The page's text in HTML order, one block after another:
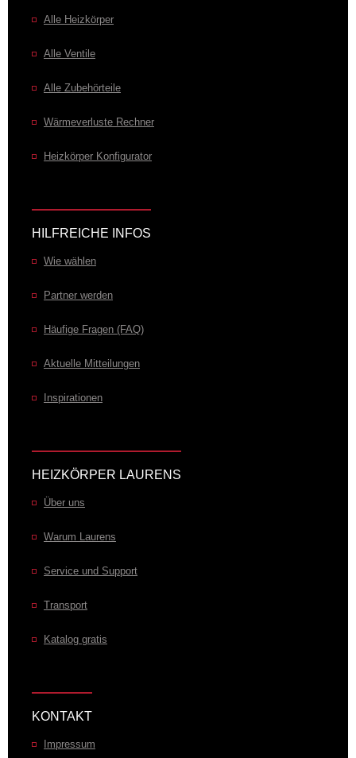
Alle Heizkörper
Alle Ventile
Alle Zubehörteile
Wärmeverluste Rechner
Heizkörper Konfigurator
HILFREICHE INFOS
Wie wählen
Partner werden
Häufige Fragen (FAQ)
Aktuelle Mitteilungen
Inspirationen
HEIZKÖRPER LAURENS
Über uns
Warum Laurens
Service und Support
Transport
Katalog gratis
KONTAKT
Impressum